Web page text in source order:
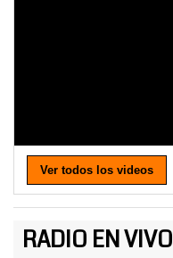
Ver todos los videos
RADIO EN VIVO